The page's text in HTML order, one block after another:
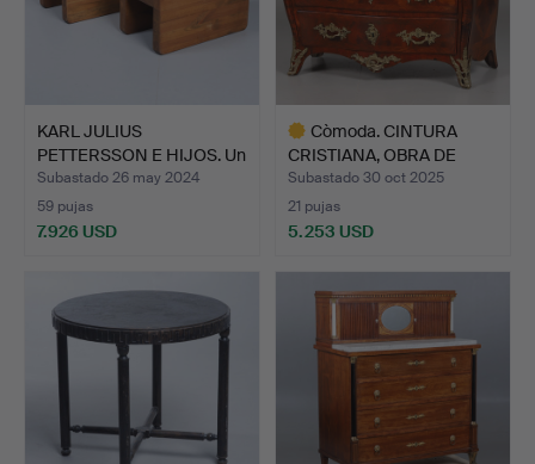
KARL JULIUS
PETTERSSON E HIJOS. Un
par de …
Subastado 26 may 2024
59 pujas
7.926 USD
Còmoda. CINTURA
CRISTIANA, OBRA DE
ESTOCOL…
Subastado 30 oct 2025
21 pujas
5.253 USD
seleccionado